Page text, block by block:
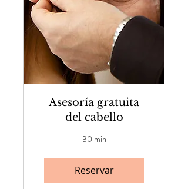
Asesoría gratuita
del cabello
30 min
Reservar